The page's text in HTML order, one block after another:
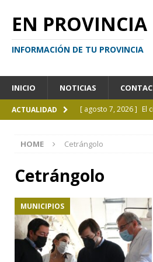
EN PROVINCIA
INFORMACIÓN DE TU PROVINCIA
INICIO NOTICIAS
ACTUALIDAD [ agosto 7, 2026 ] El
[ agosto 6, 2026 ]
[ agosto 6, 2026 ]
HOME Cetrángolo
Cetrángolo
MUNICIPIOS